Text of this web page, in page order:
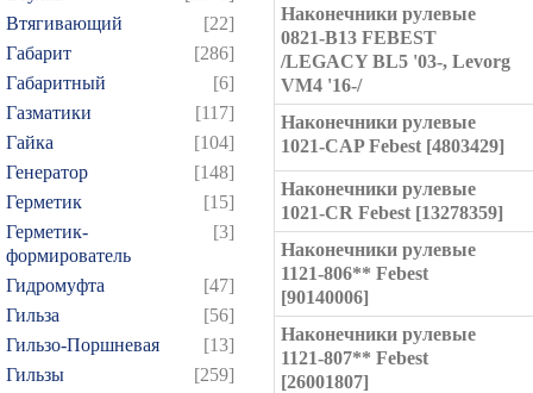
Втягивающий
[22]
Габарит
[286]
Габаритный
[6]
Газматики
[117]
Гайка
[104]
Генератор
[148]
Герметик
[15]
Герметик-
формирователь
[3]
Гидромуфта
[47]
Гильза
[56]
Гильзо-Поршневая
[13]
Гильзы
[259]
Наконечники рулевые
0821-B13 FEBEST
/LEGACY BL5 '03-, Levorg
VM4 '16-/
Наконечники рулевые
1021-CAP Febest [4803429]
Наконечники рулевые
1021-CR Febest [13278359]
Наконечники рулевые
1121-806** Febest
[90140006]
Наконечники рулевые
1121-807** Febest
[26001807]